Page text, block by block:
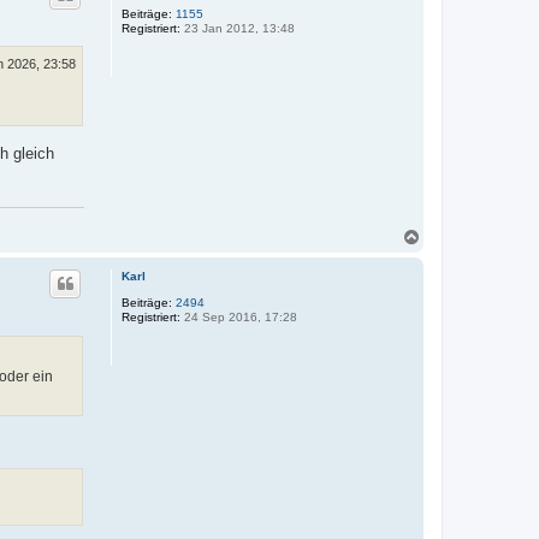
Beiträge: 1155
Registriert: 23 Jan 2012, 13:48
2026, 23:58
gleich
Karl
Beiträge: 2494
Registriert: 24 Sep 2016, 17:28
ein